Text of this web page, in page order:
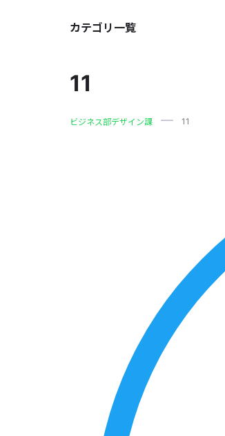
カテゴリ一覧
11
ビジネス部デザイン課 11